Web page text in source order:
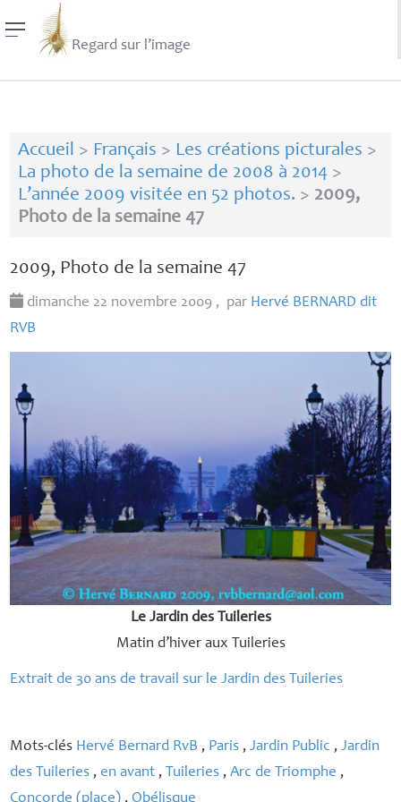
Regard sur l’image
Accueil > Français > Les créations picturales >
La photo de la semaine de 2008 à 2014>
L’année 2009 visitée en 52 photos. > 2009,
Photo de la semaine 47
2009, Photo de la semaine 47
dimanche 22 novembre 2009 , par Hervé BERNARD dit
RVB
Le Jardin des Tuileries
Matin d’hiver aux Tuileries
Extrait de 30 ans de travail sur le Jardin des Tuileries
Mots-clés Hervé Bernard RvB , Paris ,Jardin Public ,Jardin
des Tuileries ,en avant , Tuileries ,Arc de Triomphe ,
Concorde (place) ,Obélisque